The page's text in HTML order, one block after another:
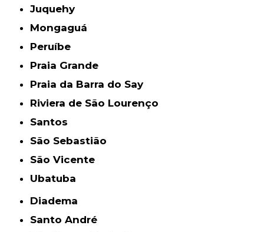
Juquehy
Mongaguá
Peruíbe
Praia Grande
Praia da Barra do Say
Riviera de São Lourenço
Santos
São Sebastião
São Vicente
Ubatuba
Diadema
Santo André